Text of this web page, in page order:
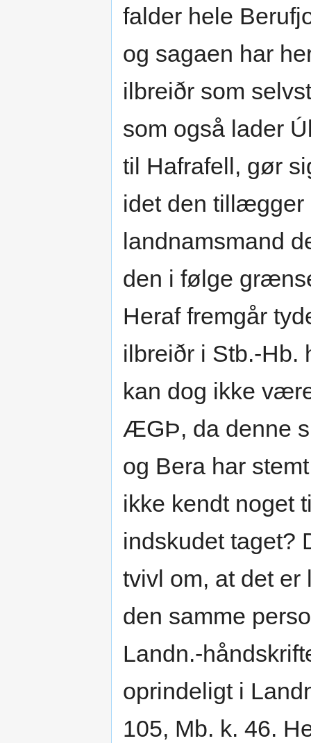
falder hele
og sagaen har
ilbreiðr som
som også lader
til Hafrafell, gør
idet den
landnamsmand
den i følge
Heraf fremgår
ilbreiðr i Stb.-Hb.
kan dog ikke
ÆGÞ, da denne
og Bera har
ikke kendt noget
indskudet taget?
tvivl om, at det er
den samme
Landn.-
oprindeligt i
105, Mb. k. 46.